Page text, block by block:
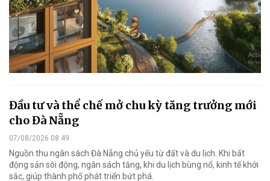
Đầu tư và thể chế mở chu kỳ tăng trưởng mới
cho Đà Nẵng
07/08/2026 08:49
Nguồn thu ngân sách Đà Nẵng chủ yếu từ đất và du lịch. Khi bất
động sản sôi động, ngân sách tăng, khi du lịch bùng nổ, kinh tế khởi
sắc, giúp thành phố phát triển bứt phá.